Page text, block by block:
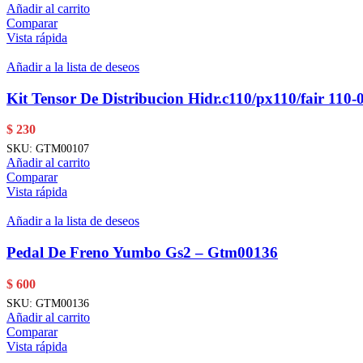
Añadir al carrito
Comparar
Vista rápida
Añadir a la lista de deseos
Kit Tensor De Distribucion Hidr.c110/px110/fair 110-
$ 230
SKU: GTM00107
Añadir al carrito
Comparar
Vista rápida
Añadir a la lista de deseos
Pedal De Freno Yumbo Gs2 – Gtm00136
$ 600
SKU: GTM00136
Añadir al carrito
Comparar
Vista rápida